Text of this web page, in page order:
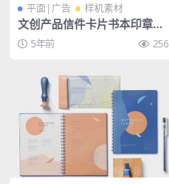
平面|广告 样机素材
文创产品信件卡片书本印章办
公用品psd样机
5年前 256